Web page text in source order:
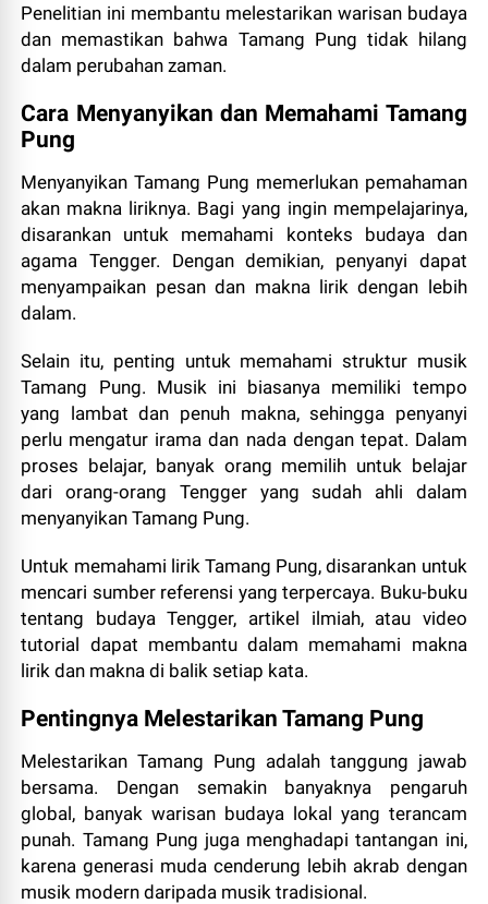
Penelitian ini membantu melestarikan warisan budaya
dan memastikan bahwa Tamang Pung tidak hilang
dalam perubahan zaman.
Cara Menyanyikan dan Memahami Tamang
Pung
Menyanyikan Tamang Pung memerlukan pemahaman
akan makna liriknya. Bagi yang ingin mempelajarinya,
disarankan untuk memahami konteks budaya dan
agama Tengger. Dengan demikian, penyanyi dapat
menyampaikan pesan dan makna lirik dengan lebih
dalam.
Selain itu, penting untuk memahami struktur musik
Tamang Pung. Musik ini biasanya memiliki tempo
yang lambat dan penuh makna, sehingga penyanyi
perlu mengatur irama dan nada dengan tepat. Dalam
proses belajar, banyak orang memilih untuk belajar
dari orang-orang Tengger yang sudah ahli dalam
menyanyikan Tamang Pung.
Untuk memahami lirik Tamang Pung, disarankan untuk
mencari sumber referensi yang terpercaya. Buku-buku
tentang budaya Tengger, artikel ilmiah, atau video
tutorial dapat membantu dalam memahami makna
lirik dan makna di balik setiap kata.
Pentingnya Melestarikan Tamang Pung
Melestarikan Tamang Pung adalah tanggung jawab
bersama. Dengan semakin banyaknya pengaruh
global, banyak warisan budaya lokal yang terancam
punah. Tamang Pung juga menghadapi tantangan ini,
karena generasi muda cenderung lebih akrab dengan
musik modern daripada musik tradisional.